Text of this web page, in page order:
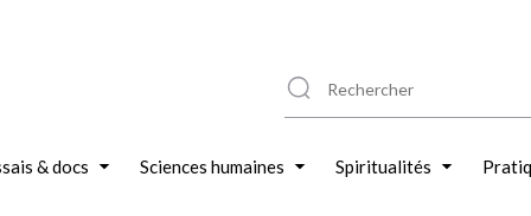
& docs Sciences humaines Spiritualités